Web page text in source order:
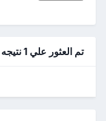
تم العثور علي 1 نتيجه